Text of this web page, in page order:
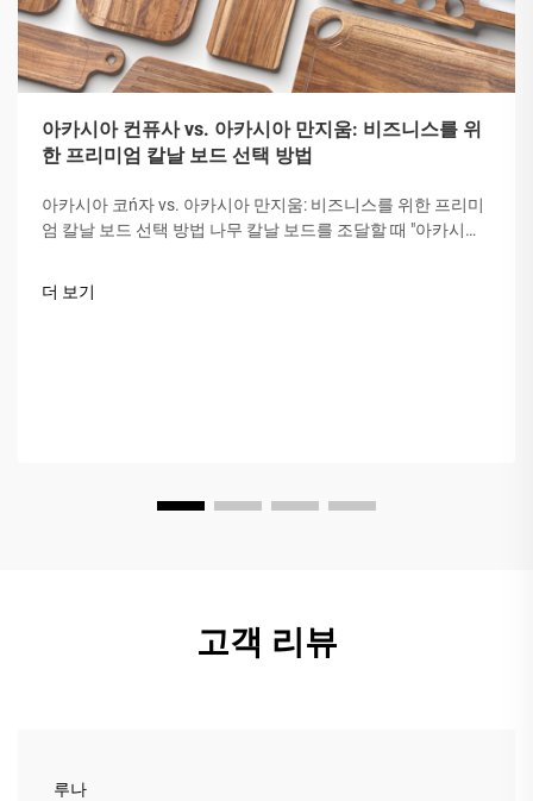
아카시아 컨퓨사 vs. 아카시아 만지움: 비즈니스를 위
한 프리미엄 칼날 보드 선택 방법
아카시아 코ń자 vs. 아카시아 만지움: 비즈니스를 위한 프리미
엄 칼날 보드 선택 방법 나무 칼날 보드를 조달할 때 "아카시아
종종 혼동이...
더 보기
고객 리뷰
루나